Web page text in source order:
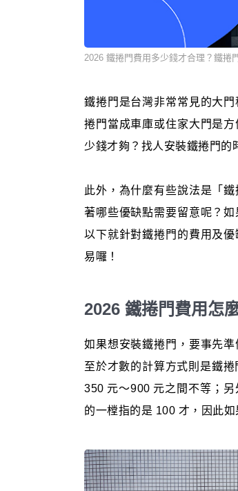
2026 鐵捲門費用多少錢才合理？鐵捲
鐵捲門是台灣非常常見的大
捲門當成車庫或住家大門是
少錢才夠？找人安裝鐵捲門的
此外，為什麼有些說法是「
著哪些優缺點需要留意呢？
以下就針對鐵捲門的費用及
易囉！
2026 鐵捲門費用怎
如果想安裝鐵捲門，要事先
至於才數的計算方式則是鐵
350 元～900 元之間不等；
的一樘指的是 100 才，因此